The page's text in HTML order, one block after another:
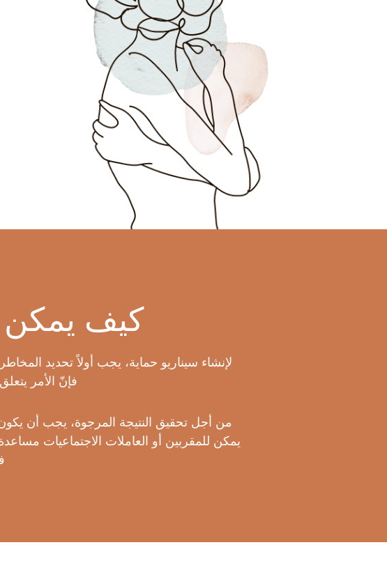
كيف يمكن
لإنشاء سيناريو حماية، يجب أولاً تحديد
فإنّ الأمر
من أجل تحقيق النتيجة المرجوة، يجب أن يكون
يمكن للمقربين أو العاملات الاجتماعيات